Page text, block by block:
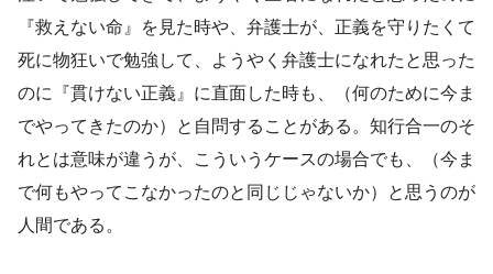
『救えない命』を見た時や、弁護士が、正義を守りたくて
死に物狂いで勉強して、ようやく弁護士になれたと思った
のに『貫けない正義』に直面した時も、（何のために今ま
でやってきたのか）と自問することがある。知行合一のそ
れとは意味が違うが、こういうケースの場合でも、（今ま
で何もやってこなかったのと同じじゃないか）と思うのが
人間である。